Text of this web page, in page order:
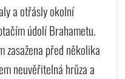
a otřásly okolní
údolí Brahametu.
zasažena před několika
neuvěřitelná hrůza a